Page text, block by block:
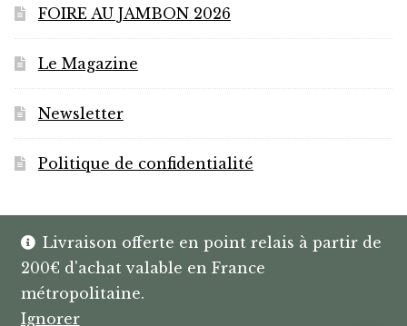
Livraison offerte en point relais à partir de
200€ d'achat valable en France
métropolitaine.
Ignorer
FOIRE AU JAMBON 2026
Le Magazine
Newsletter
Politique de confidentialité
© HANNIBAL | CAVISTE À BAYONNE |
SPIRITUEUX & BOX SUR MESURE